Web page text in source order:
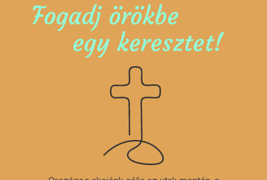
Fogadj örökbe
egy keresztet!